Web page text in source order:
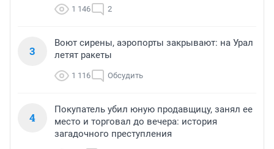
1 146 2
3
Воют сирены, аэропорты закрывают: на Урал
летят ракеты
1 116 Обсудить
4
Покупатель убил юную продавщицу, занял ее
место и торговал до вечера: история
загадочного преступления